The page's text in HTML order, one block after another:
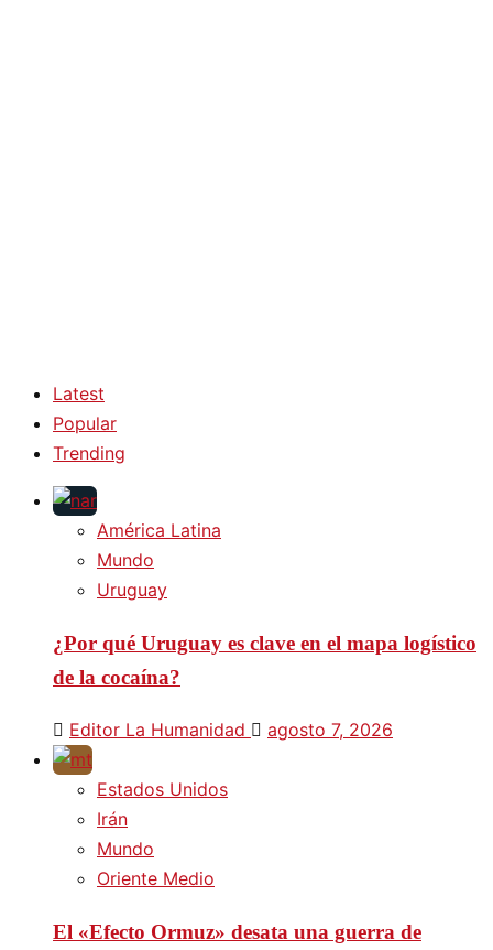
Latest
Popular
Trending
América Latina
Mundo
Uruguay
¿Por qué Uruguay es clave en el mapa logístico
de la cocaína?
Editor La Humanidad agosto 7, 2026
Estados Unidos
Irán
Mundo
Oriente Medio
El «Efecto Ormuz» desata una guerra de